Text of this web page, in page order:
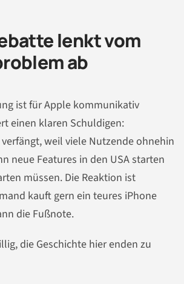
lenkt vom
ab
ist für Apple kommunikativ
einen klaren Schuldigen:
verfängt, weil viele Nutzende ohnehin
neue Features in den USA starten
müssen. Die Reaktion ist
kauft gern ein teures iPhone
die Fußnote.
die Geschichte hier enden zu